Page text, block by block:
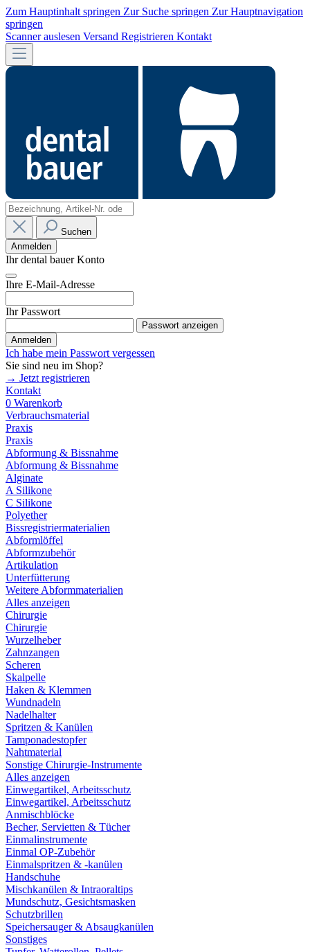
Zum Hauptinhalt springen Zur Suche springen Zur Hauptnavigation
springen
Scanner auslesen Versand Registrieren Kontakt
Suchen
Anmelden
Ihr dental bauer Konto
Ihre E-Mail-Adresse
Ihr Passwort
Passwort anzeigen
Anmelden
Ich habe mein Passwort vergessen
Sie sind neu im Shop?
→ Jetzt registrieren
Kontakt
0 Warenkorb
Verbrauchsmaterial
Praxis
Praxis
Abformung & Bissnahme
Abformung & Bissnahme
Alginate
A Silikone
C Silikone
Polyether
Bissregistriermaterialien
Abformlöffel
Abformzubehör
Artikulation
Unterfütterung
Weitere Abformmaterialien
Alles anzeigen
Chirurgie
Chirurgie
Wurzelheber
Zahnzangen
Scheren
Skalpelle
Haken & Klemmen
Wundnadeln
Nadelhalter
Spritzen & Kanülen
Tamponadestopfer
Nahtmaterial
Sonstige Chirurgie-Instrumente
Alles anzeigen
Einwegartikel, Arbeitsschutz
Einwegartikel, Arbeitsschutz
Anmischblöcke
Becher, Servietten & Tücher
Einmalinstrumente
Einmal OP-Zubehör
Einmalspritzen & -kanülen
Handschuhe
Mischkanülen & Intraoraltips
Mundschutz, Gesichtsmasken
Schutzbrillen
Speichersauger & Absaugkanülen
Sonstiges